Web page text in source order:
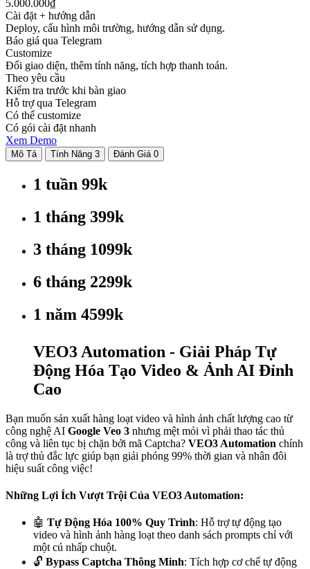
5.000.000₫
Cài đặt + hướng dẫn
Deploy, cấu hình môi trường, hướng dẫn sử dụng.
Báo giá qua Telegram
Customize
Đổi giao diện, thêm tính năng, tích hợp thanh toán.
Theo yêu cầu
Kiểm tra trước khi bàn giao
Hỗ trợ qua Telegram
Có thể customize
Có gói cài đặt nhanh
Xem Demo
Mô Tả Tính Năng 3 Đánh Giá 0
1 tuần 99k
1 tháng 399k
3 tháng 1099k
6 tháng 2299k
1 năm 4599k
VEO3 Automation - Giải Pháp Tự
Động Hóa Tạo Video & Ảnh AI Đỉnh
Cao
Bạn muốn sản xuất hàng loạt video và hình ảnh chất lượng cao từ
công nghệ AI Google Veo 3 nhưng mệt mỏi vì phải thao tác thủ
công và liên tục bị chặn bởi mã Captcha? VEO3 Automation chính
là trợ thủ đắc lực giúp bạn giải phóng 99% thời gian và nhân đôi
hiệu suất công việc!
Những Lợi Ích Vượt Trội Của VEO3 Automation:
🤖 Tự Động Hóa 100% Quy Trình: Hỗ trợ tự động tạo
video và hình ảnh hàng loạt theo danh sách prompts chỉ với
một cú nhấp chuột.
🔓 Bypass Captcha Thông Minh: Tích hợp cơ chế tự động